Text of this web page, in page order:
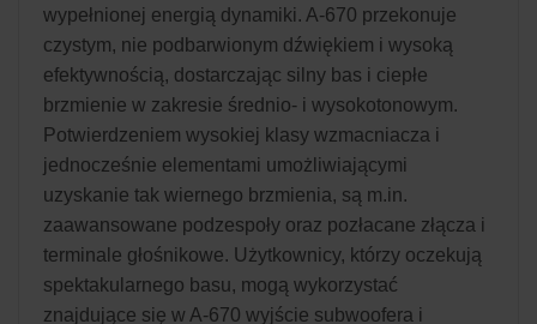
wypełnionej energią dynamiki. A-670 przekonuje
czystym, nie podbarwionym dźwiękiem i wysoką
efektywnością, dostarczając silny bas i ciepłe
brzmienie w zakresie średnio- i wysokotonowym.
Potwierdzeniem wysokiej klasy wzmacniacza i
jednocześnie elementami umożliwiającymi
uzyskanie tak wiernego brzmienia, są m.in.
zaawansowane podzespoły oraz pozłacane złącza i
terminale głośnikowe. Użytkownicy, którzy oczekują
spektakularnego basu, mogą wykorzystać
znajdujące się w A-670 wyjście subwoofera i